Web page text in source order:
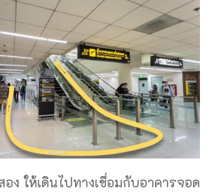
ง ให้เดินไปทางเชื่อมกับอาคารจอด